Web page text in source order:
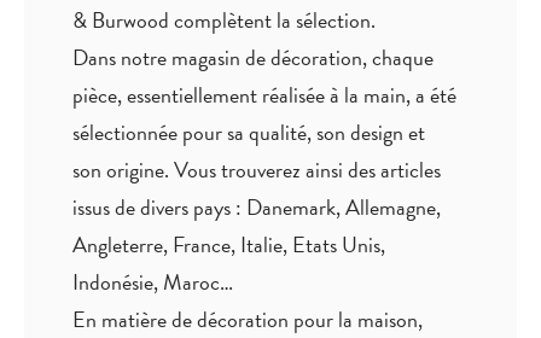
& Burwood complètent la sélection.
Dans notre magasin de décoration, chaque
pièce,essentiellement réalisée à la main, a été
sélectionnée pour sa qualité, son design et
son origine. Vous trouverez ainsi des articles
issus de divers pays : Danemark, Allemagne,
Angleterre, France, Italie, Etats Unis,
Indonésie, Maroc…
En matière de décoration pour la maison,